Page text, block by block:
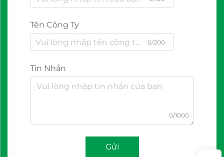
Tên Công Ty
0/200
Tin Nhắn
0/1000
Gửi